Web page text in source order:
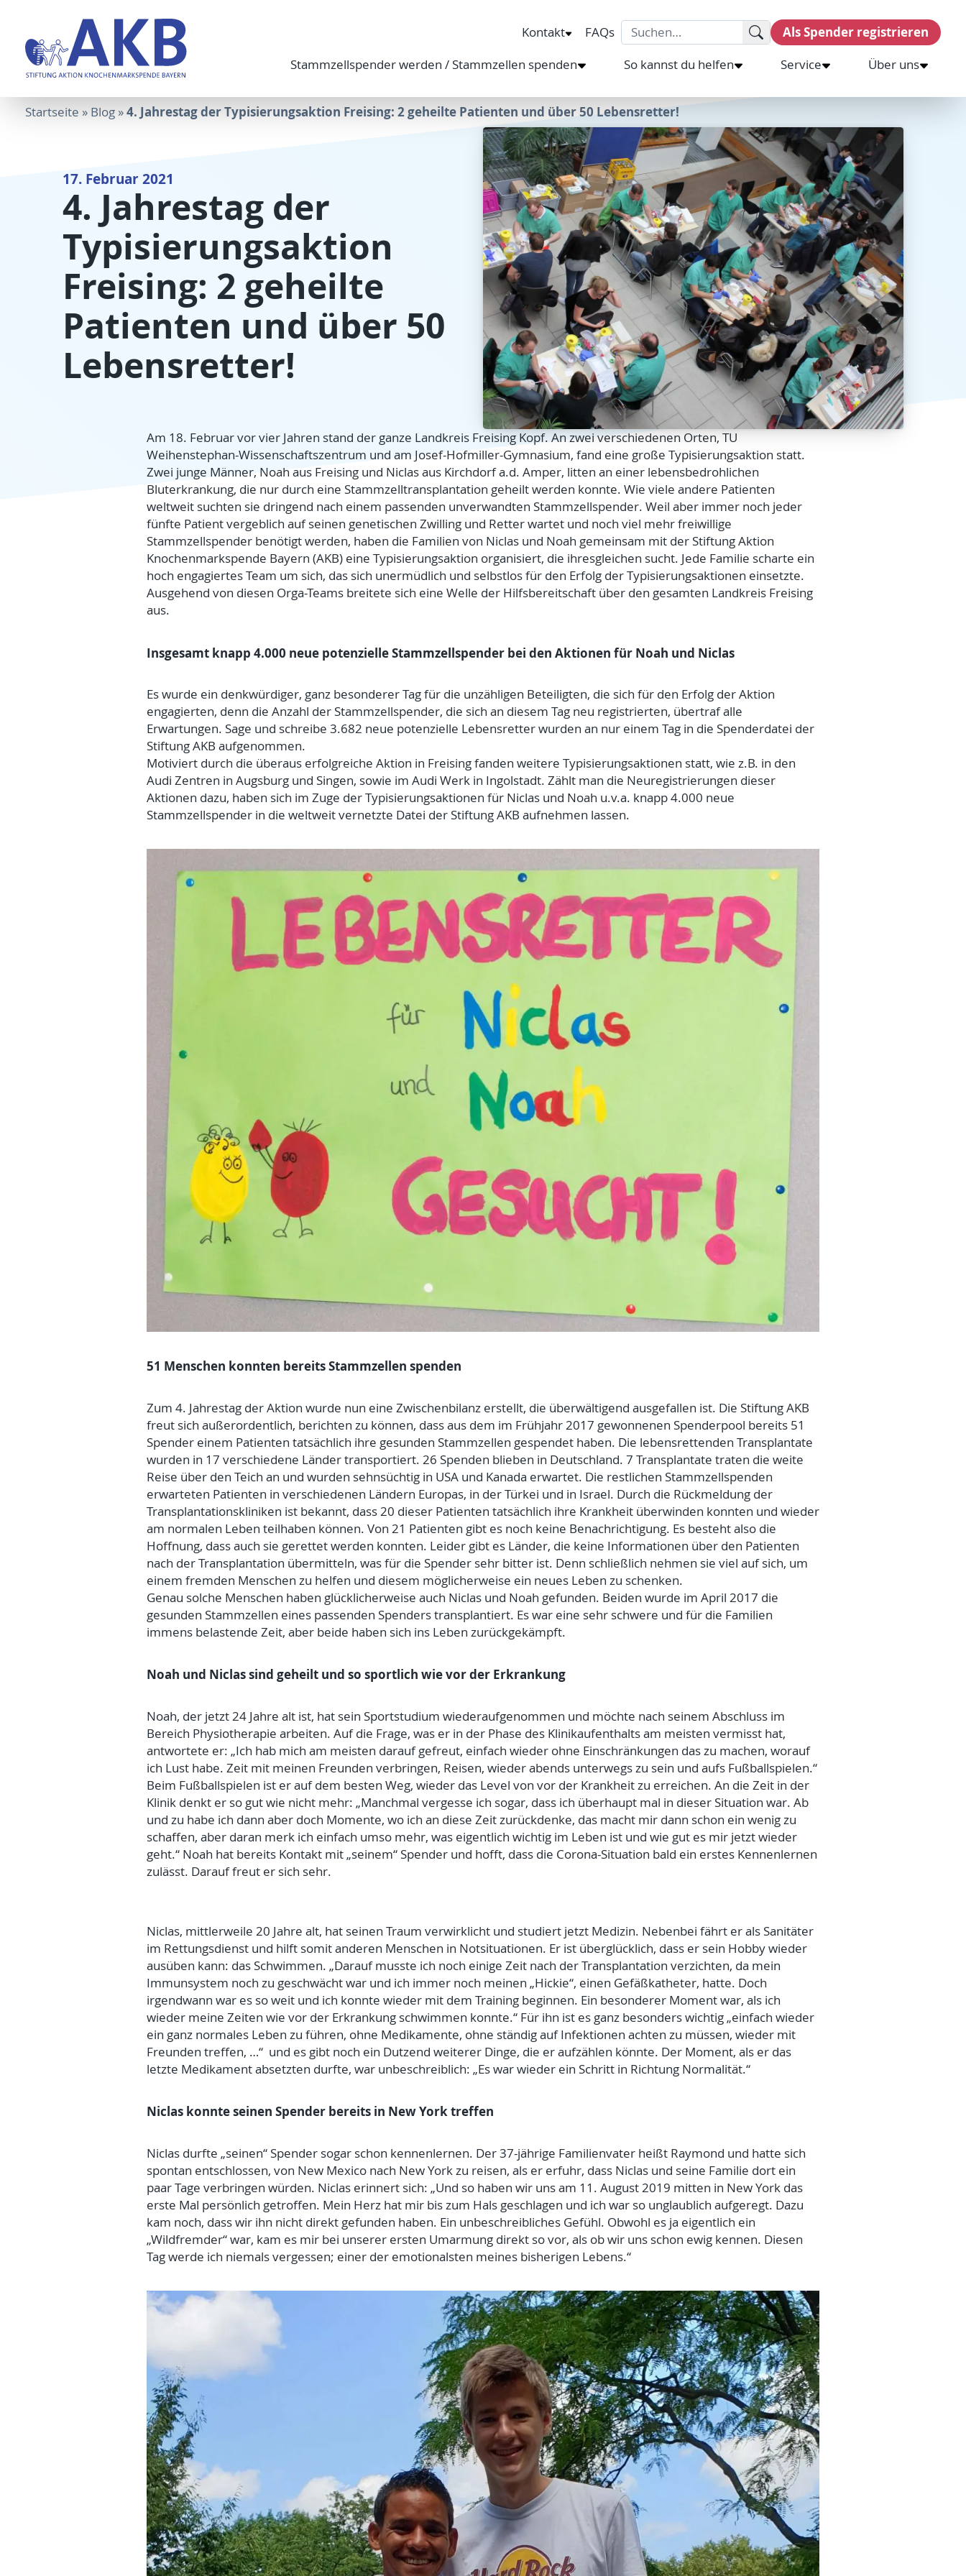
Kontakt FAQs Search for: Als Spender registrieren
Stammzellspender werden / Stammzellen spenden So kannst du helfen Service Über uns
Startseite » Blog»4. Jahrestag der Typisierungsaktion Freising: 2 geheilte Patienten und über 50 Lebensretter!
17. Februar 2021
4. Jahrestag der
Typisierungsaktion
Freising: 2 geheilte
Patienten und über 50
Lebensretter!
Am 18. Februar vor vier Jahren stand der ganze Landkreis Freising Kopf. An zwei verschiedenen Orten, TU
Weihenstephan-Wissenschaftszentrum und am Josef-Hofmiller-Gymnasium, fand eine große Typisierungsaktion statt.
Zwei junge Männer, Noah aus Freising und Niclas aus Kirchdorf a.d. Amper, litten an einer lebensbedrohlichen
Bluterkrankung, die nur durch eine Stammzelltransplantation geheilt werden konnte. Wie viele andere Patienten
weltweit suchten sie dringend nach einem passenden unverwandten Stammzellspender. Weil aber immer noch jeder
fünfte Patient vergeblich auf seinen genetischen Zwilling und Retter wartet und noch viel mehr freiwillige
Stammzellspender benötigt werden, haben die Familien von Niclas und Noah gemeinsam mit der Stiftung Aktion
Knochenmarkspende Bayern (AKB) eine Typisierungsaktion organisiert, die ihresgleichen sucht. Jede Familie scharte ein
hoch engagiertes Team um sich, das sich unermüdlich und selbstlos für den Erfolg der Typisierungsaktionen einsetzte.
Ausgehend von diesen Orga-Teams breitete sich eine Welle der Hilfsbereitschaft über den gesamten Landkreis Freising
aus.
Insgesamt knapp 4.000 neue potenzielle Stammzellspender bei den Aktionen für Noah und Niclas
Es wurde ein denkwürdiger, ganz besonderer Tag für die unzähligen Beteiligten, die sich für den Erfolg der Aktion
engagierten, denn die Anzahl der Stammzellspender, die sich an diesem Tag neu registrierten, übertraf alle
Erwartungen. Sage und schreibe 3.682 neue potenzielle Lebensretter wurden an nur einem Tag in die Spenderdatei der
Stiftung AKB aufgenommen.
Motiviert durch die überaus erfolgreiche Aktion in Freising fanden weitere Typisierungsaktionen statt, wie z.B. in den
Audi Zentren in Augsburg und Singen, sowie im Audi Werk in Ingolstadt. Zählt man die Neuregistrierungen dieser
Aktionen dazu, haben sich im Zuge der Typisierungsaktionen für Niclas und Noah u.v.a. knapp 4.000 neue
Stammzellspender in die weltweit vernetzte Datei der Stiftung AKB aufnehmen lassen.
51 Menschen konnten bereits Stammzellen spenden
Zum 4. Jahrestag der Aktion wurde nun eine Zwischenbilanz erstellt, die überwältigend ausgefallen ist. Die Stiftung AKB
freut sich außerordentlich, berichten zu können, dass aus dem im Frühjahr 2017 gewonnenen Spenderpool bereits 51
Spender einem Patienten tatsächlich ihre gesunden Stammzellen gespendet haben. Die lebensrettenden Transplantate
wurden in 17 verschiedene Länder transportiert. 26 Spenden blieben in Deutschland. 7 Transplantate traten die weite
Reise über den Teich an und wurden sehnsüchtig in USA und Kanada erwartet. Die restlichen Stammzellspenden
erwarteten Patienten in verschiedenen Ländern Europas, in der Türkei und in Israel. Durch die Rückmeldung der
Transplantationskliniken ist bekannt, dass 20 dieser Patienten tatsächlich ihre Krankheit überwinden konnten und wieder
am normalen Leben teilhaben können. Von 21 Patienten gibt es noch keine Benachrichtigung. Es besteht also die
Hoffnung, dass auch sie gerettet werden konnten. Leider gibt es Länder, die keine Informationen über den Patienten
nach der Transplantation übermitteln, was für die Spender sehr bitter ist. Denn schließlich nehmen sie viel auf sich, um
einem fremden Menschen zu helfen und diesem möglicherweise ein neues Leben zu schenken.
Genau solche Menschen haben glücklicherweise auch Niclas und Noah gefunden. Beiden wurde im April 2017 die
gesunden Stammzellen eines passenden Spenders transplantiert. Es war eine sehr schwere und für die Familien
immens belastende Zeit, aber beide haben sich ins Leben zurückgekämpft.
Noah und Niclas sind geheilt und so sportlich wie vor der Erkrankung
Noah, der jetzt 24 Jahre alt ist, hat sein Sportstudium wiederaufgenommen und möchte nach seinem Abschluss im
Bereich Physiotherapie arbeiten. Auf die Frage, was er in der Phase des Klinikaufenthalts am meisten vermisst hat,
antwortete er: „Ich hab mich am meisten darauf gefreut, einfach wieder ohne Einschränkungen das zu machen, worauf
ich Lust habe. Zeit mit meinen Freunden verbringen, Reisen, wieder abends unterwegs zu sein und aufs Fußballspielen.“
Beim Fußballspielen ist er auf dem besten Weg, wieder das Level von vor der Krankheit zu erreichen. An die Zeit in der
Klinik denkt er so gut wie nicht mehr: „Manchmal vergesse ich sogar, dass ich überhaupt mal in dieser Situation war. Ab
und zu habe ich dann aber doch Momente, wo ich an diese Zeit zurückdenke, das macht mir dann schon ein wenig zu
schaffen, aber daran merk ich einfach umso mehr, was eigentlich wichtig im Leben ist und wie gut es mir jetzt wieder
geht.“ Noah hat bereits Kontakt mit „seinem“ Spender und hofft, dass die Corona-Situation bald ein erstes Kennenlernen
zulässt. Darauf freut er sich sehr.
Niclas, mittlerweile 20 Jahre alt, hat seinen Traum verwirklicht und studiert jetzt Medizin. Nebenbei fährt er als Sanitäter
im Rettungsdienst und hilft somit anderen Menschen in Notsituationen. Er ist überglücklich, dass er sein Hobby wieder
ausüben kann: das Schwimmen. „Darauf musste ich noch einige Zeit nach der Transplantation verzichten, da mein
Immunsystem noch zu geschwächt war und ich immer noch meinen „Hickie“, einen Gefäßkatheter, hatte. Doch
irgendwann war es so weit und ich konnte wieder mit dem Training beginnen. Ein besonderer Moment war, als ich
wieder meine Zeiten wie vor der Erkrankung schwimmen konnte.“ Für ihn ist es ganz besonders wichtig „einfach wieder
ein ganz normales Leben zu führen, ohne Medikamente, ohne ständig auf Infektionen achten zu müssen, wieder mit
Freunden treffen, …“ und es gibt noch ein Dutzend weiterer Dinge, die er aufzählen könnte. Der Moment, als er das
letzte Medikament absetzten durfte, war unbeschreiblich: „Es war wieder ein Schritt in Richtung Normalität.“
Niclas konnte seinen Spender bereits in New York treffen
Niclas durfte „seinen“ Spender sogar schon kennenlernen. Der 37-jährige Familienvater heißt Raymond und hatte sich
spontan entschlossen, von New Mexico nach New York zu reisen, als er erfuhr, dass Niclas und seine Familie dort ein
paar Tage verbringen würden. Niclas erinnert sich: „Und so haben wir uns am 11. August 2019 mitten in New York das
erste Mal persönlich getroffen. Mein Herz hat mir bis zum Hals geschlagen und ich war so unglaublich aufgeregt. Dazu
kam noch, dass wir ihn nicht direkt gefunden haben. Ein unbeschreibliches Gefühl. Obwohl es ja eigentlich ein
„Wildfremder“ war, kam es mir bei unserer ersten Umarmung direkt so vor, als ob wir uns schon ewig kennen. Diesen
Tag werde ich niemals vergessen; einer der emotionalsten meines bisherigen Lebens.“